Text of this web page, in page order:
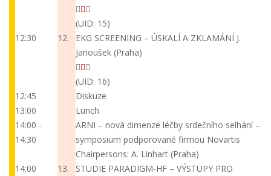
(UID: 15)
12:30
12. EKG SCREENING – ÚSKALÍ A ZKLAMÁNÍ J.
Janoušek (Praha)
(UID: 16)
12:45
Diskuze
13:00
Lunch
14:00 -
14:30
ARNI – nová dimenze léčby srdečního selhání –
symposium podporované firmou Novartis
Chairpersons: A. Linhart (Praha)
14:00
13.
STUDIE PARADIGM-HF – VÝSTUPY PRO